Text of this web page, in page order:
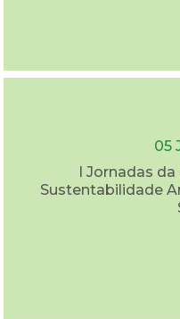
05
I Jornadas
Sustentabilidade